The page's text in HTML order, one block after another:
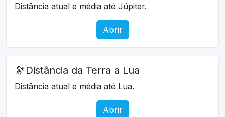
Distância atual e média até Júpiter.
Abrir
🔭 Distância da Terra a Lua
Distância atual e média até Lua.
Abrir